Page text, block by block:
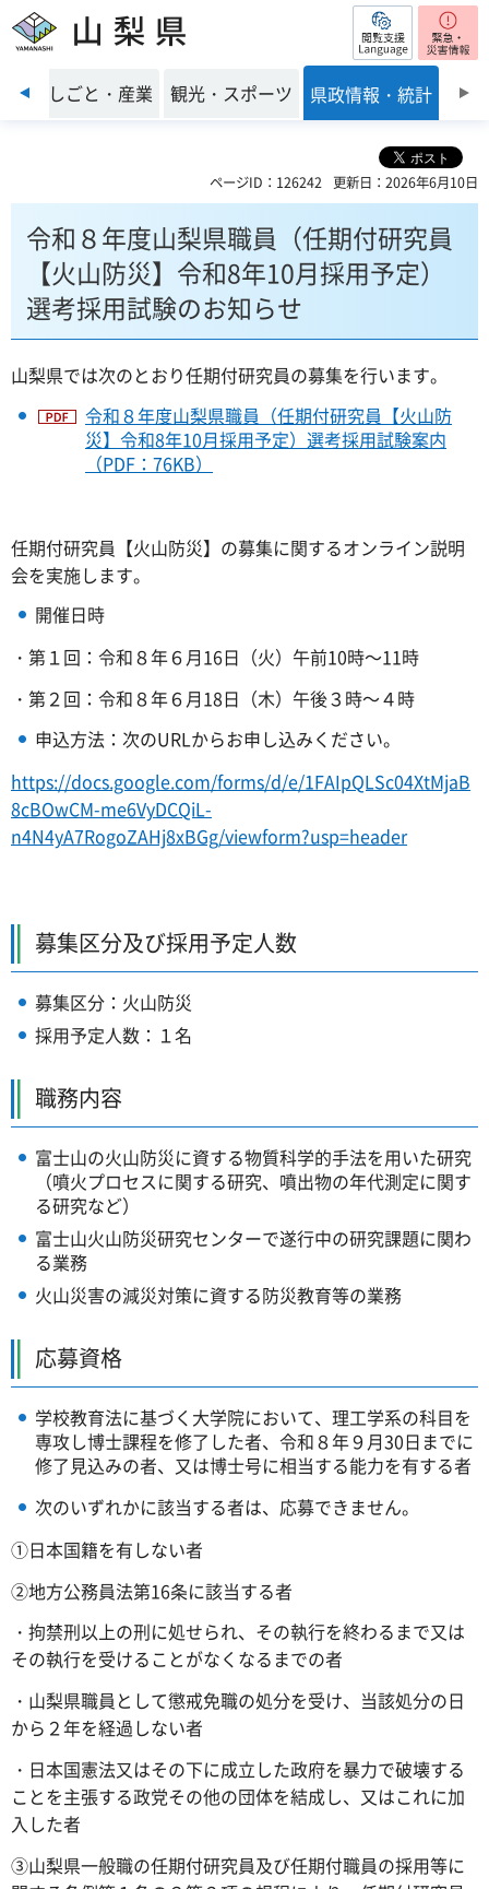
山梨県 閲覧支援
前のスライドを表示
境 しごと・産業 観光・スポーツ 県政情報・統計
ページID：126242 更新日：2026年6月10日
令和８年度山梨県職員（任期付研究員
【火山防災】令和8年10月採用予定）
選考採用試験のお知らせ
山梨県では次のとおり任期付研究員の募集を行います。
令和８年度山梨県職員（任期付研究員【火山防
災】令和8年10月採用予定）選考採用試験案内
（PDF：76KB）
任期付研究員【火山防災】の募集に関するオンライン説明
会を実施します。
開催日時
・第１回：令和８年６月16日（火）午前10時～11時
・第２回：令和８年６月18日（木）午後３時～４時
申込方法：次のURLからお申し込みください。
https://docs.google.com/forms/d/e/1FAIpQLSc04XtMjaB
8cBOwCM-me6VyDCQiL-
n4N4yA7RogoZAHj8xBGg/viewform?usp=header
募集区分及び採用予定人数
募集区分：火山防災
採用予定人数：１名
職務内容
富士山の火山防災に資する物質科学的手法を用いた研究
（噴火プロセスに関する研究、噴出物の年代測定に関す
る研究など）
富士山火山防災研究センターで遂行中の研究課題に関わ
る業務
火山災害の減災対策に資する防災教育等の業務
応募資格
学校教育法に基づく大学院において、理工学系の科目を
専攻し博士課程を修了した者、令和８年９月30日までに
修了見込みの者、又は博士号に相当する能力を有する者
次のいずれかに該当する者は、応募できません。
①日本国籍を有しない者
②地方公務員法第16条に該当する者
・拘禁刑以上の刑に処せられ、その執行を終わるまで又は
その執行を受けることがなくなるまでの者
・山梨県職員として懲戒免職の処分を受け、当該処分の日
から２年を経過しない者
・日本国憲法又はその下に成立した政府を暴力で破壊する
ことを主張する政党その他の団体を結成し、又はこれに加
入した者
③山梨県一般職の任期付研究員及び任期付職員の採用等に